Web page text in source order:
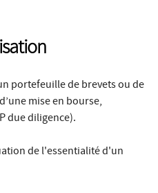
portefeuille de brevets ou de
mise en bourse,
due diligence).
de l'essentialité d'un